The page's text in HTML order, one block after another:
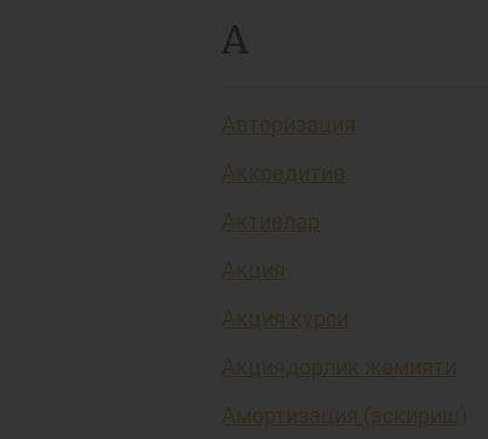
А
Авторизация
Аккредитив
Активлар
Акция
Акция курси
Акциядорлик жамияти
Амортизация (эскириш)